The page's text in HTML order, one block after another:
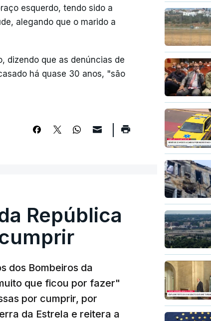
esquerdo, tendo sido a
alegando que o marido a
dizendo que as denúncias de
há quase 30 anos, "são
República
dos Bombeiros da
que ficou por fazer"
por cumprir, por
da Estrela e reitera a